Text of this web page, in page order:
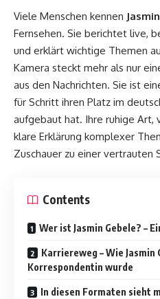
Viele Menschen kennen
Fernsehen. Sie berichtet live,
und erklärt wichtige Themen
Kamera steckt mehr als nur
aus den Nachrichten. Sie ist
für Schritt ihren Platz im
aufgebaut hat. Ihre ruhige Art,
klare Erklärung komplexer
Zuschauer zu einer vertrauten
Contents
Wer ist Jasmin Gebele? –
Karriereweg – Wie Jasmin
Korrespondentin wurde
In diesen Formaten sieht